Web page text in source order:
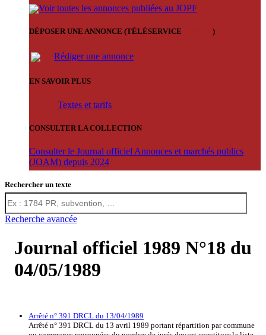
Voir toutes les annonces publiées au JOPF
DÉPOSER UNE ANNONCE (TÉLÉSERVICE )
Rédiger une annonce
EN SAVOIR PLUS
Textes et tarifs
CONSULTER LA COLLECTION
Consulter le Journal officiel Annonces et marchés publics
(JOAM) depuis 2024
Rechercher un texte
Recherche avancée
Journal officiel 1989 N°18 du
04/05/1989
Arrêté n° 391 DRCL du 13/04/1989
Arrêté n° 391 DRCL du 13 avril 1989 portant répartition par commune